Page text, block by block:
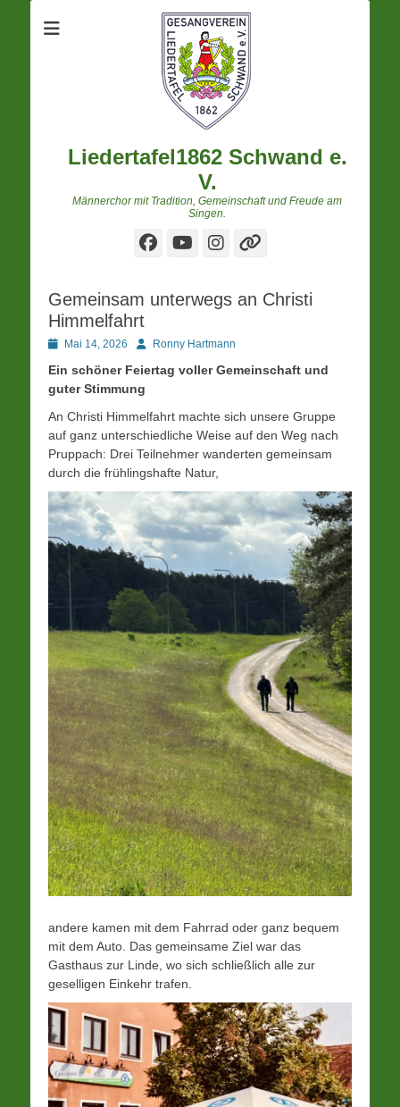
Liedertafel1862 Schwand e.
V.
Männerchor mit Tradition, Gemeinschaft und Freude am
Singen.
Facebook
YouTube
Instagram
Verknüpfung
Gemeinsam unterwegs an Christi
Himmelfahrt
PostedMai 14, 2026 AutorRonny Hartmann
Ein schöner Feiertag voller Gemeinschaft und
guter Stimmung
An Christi Himmelfahrt machte sich unsere Gruppe
auf ganz unterschiedliche Weise auf den Weg nach
Pruppach: Drei Teilnehmer wanderten gemeinsam
durch die frühlingshafte Natur,
andere kamen mit dem Fahrrad oder ganz bequem
mit dem Auto. Das gemeinsame Ziel war das
Gasthaus zur Linde, wo sich schließlich alle zur
geselligen Einkehr trafen.